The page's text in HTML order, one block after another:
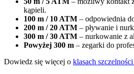
kąpieli.
100 m / 10 ATM – odpowiednia
200 m / 20 ATM – pływanie i
300 m / 30 ATM – nurkowanie z
Powyżej 300 m – zegarki do
Dowiedz się więcej o klasach